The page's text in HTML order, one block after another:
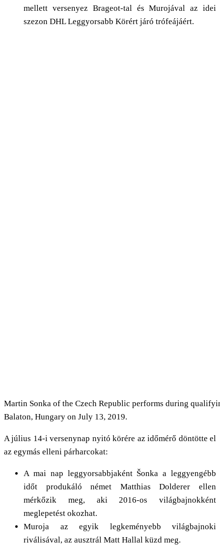
mellett versenyez Brageot-tal és Murojával az idei
szezon DHL Leggyorsabb Körért járó trófeájáért.
Martin Sonka of the Czech Republic performs during
Balaton, Hungary on July 13, 2019.
A július 14-i versenynap nyitó körére az időmérő döntötte el
az egymás elleni párharcokat:
A mai nap leggyorsabbjaként Šonka a leggyengébb
időt produkáló német Matthias Dolderer ellen
mérkőzik meg, aki 2016-os világbajnokként
meglepetést okozhat.
Muroja az egyik legkeményebb világbajnoki
riválisával, az ausztrál Matt Hallal küzd meg.